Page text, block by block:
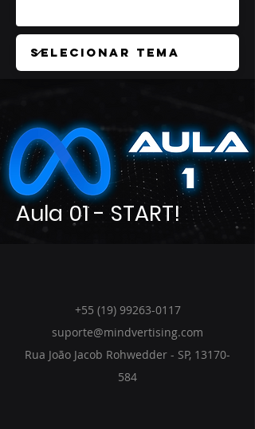
Aula 01 - START!
+55 (19) 99263-0117
suporte@mindvertising.com
Rua João Jacob Rohwedder - SP, 13170-
584